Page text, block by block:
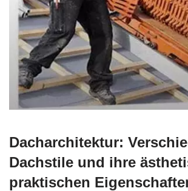
Dacharchitektur:
Dachstile und ihre
praktischen